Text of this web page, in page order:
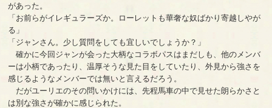
があった。
「お前らがイレギュラーズか。ローレットも華奢な奴ばかり寄越しやが
る」
「ジャンさん。少し質問をしても宜しいでしょうか？」
確かに今回ジャンが会った大柄なコラボパスはまだしも、他のメンバ
ーは小柄であったり、温厚そうな見た目をしていたり、外見から強さを
感じるようなメンバーでは無いと言えるだろう。
だがユーリエのその問いかけには、先程馬車の中で見せた朗らかさと
は別な強さが確かに感じられた。